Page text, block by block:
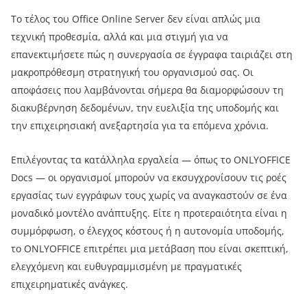
Το τέλος του Office Online Server δεν είναι απλώς μια
τεχνική προθεσμία, αλλά και μια στιγμή για να
επανεκτιμήσετε πώς η συνεργασία σε έγγραφα ταιριάζει στη
μακροπρόθεσμη στρατηγική του οργανισμού σας. Οι
αποφάσεις που λαμβάνονται σήμερα θα διαμορφώσουν τη
διακυβέρνηση δεδομένων, την ευελιξία της υποδομής και
την επιχειρησιακή ανεξαρτησία για τα επόμενα χρόνια.
Επιλέγοντας τα κατάλληλα εργαλεία — όπως το ONLYOFFICE
Docs — οι οργανισμοί μπορούν να εκσυγχρονίσουν τις ροές
εργασίας των εγγράφων τους χωρίς να αναγκαστούν σε ένα
μοναδικό μοντέλο ανάπτυξης. Είτε η προτεραιότητα είναι η
συμμόρφωση, ο έλεγχος κόστους ή η αυτονομία υποδομής,
το ONLYOFFICE επιτρέπει μια μετάβαση που είναι σκεπτική,
ελεγχόμενη και ευθυγραμμισμένη με πραγματικές
επιχειρηματικές ανάγκες.